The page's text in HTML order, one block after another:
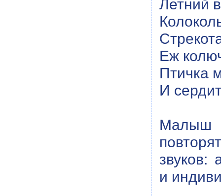
Летний
Еж
Птичка
И
Малыш
звуков:
и